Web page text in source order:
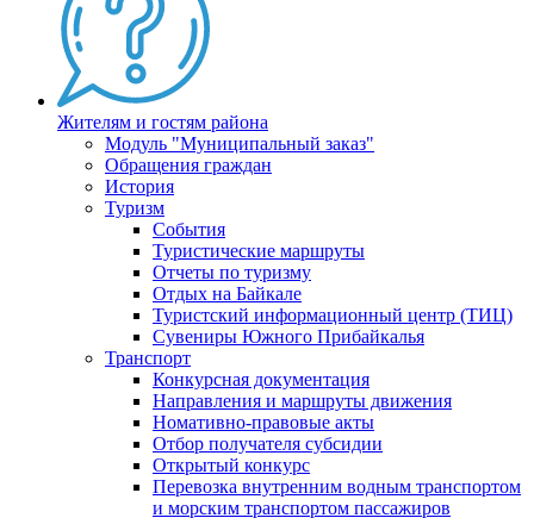
Жителям и гостям района
Модуль "Муниципальный заказ"
Обращения граждан
История
Туризм
События
Туристические маршруты
Отчеты по туризму
Отдых на Байкале
Туристский информационный центр (ТИЦ)
Сувениры Южного Прибайкалья
Транспорт
Конкурсная документация
Направления и маршруты движения
Номативно-правовые акты
Отбор получателя субсидии
Открытый конкурс
Перевозка внутренним водным транспортом
и морским транспортом пассажиров